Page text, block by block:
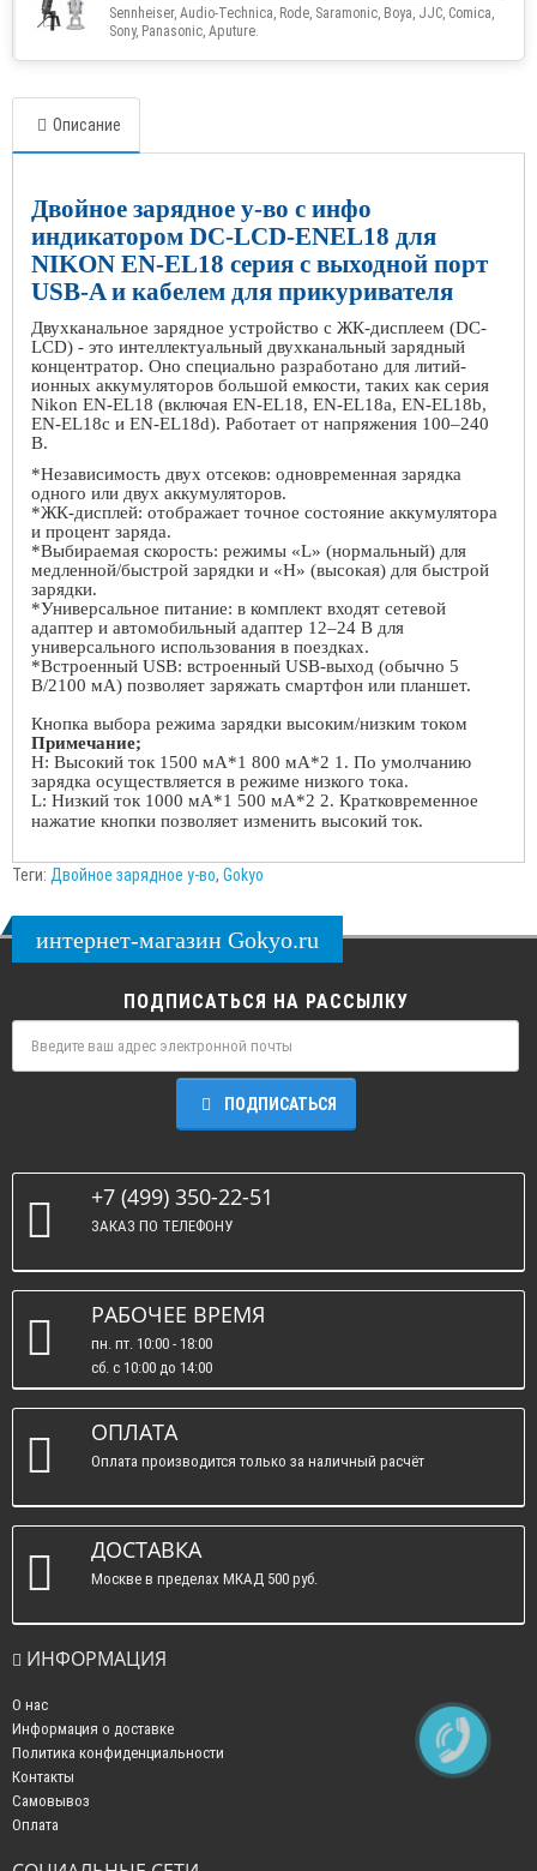
Sennheiser, Audio-Technica, Rode, Saramonic, Boya, JJC, Comica,
Sony, Panasonic, Aputure.
Описание
Двойное зарядное у-во с инфо
индикатором DC-LCD-ENEL18 для
NIKON EN-EL18 серия с выходной порт
USB-A и кабелем для прикуривателя
Двухканальное зарядное устройство с ЖК-дисплеем (DC-
LCD) - это интеллектуальный двухканальный зарядный
концентратор. Оно специально разработано для литий-
ионных аккумуляторов большой емкости, таких как серия
Nikon EN-EL18 (включая EN-EL18, EN-EL18a, EN-EL18b,
EN-EL18c и EN-EL18d). Работает от напряжения 100–240
В.
*Независимость двух отсеков: одновременная зарядка
одного или двух аккумуляторов.
*ЖК-дисплей: отображает точное состояние аккумулятора
и процент заряда.
*Выбираемая скорость: режимы «L» (нормальный) для
медленной/быстрой зарядки и «H» (высокая) для быстрой
зарядки.
*Универсальное питание: в комплект входят сетевой
адаптер и автомобильный адаптер 12–24 В для
универсального использования в поездках.
*Встроенный USB: встроенный USB-выход (обычно 5
В/2100 мА) позволяет заряжать смартфон или планшет.
Кнопка выбора режима зарядки высоким/низким током
Примечание;
H: Высокий ток 1500 мА*1 800 мА*2 1. По умолчанию
зарядка осуществляется в режиме низкого тока.
L: Низкий ток 1000 мА*1 500 мА*2 2. Кратковременное
нажатие кнопки позволяет изменить высокий ток.
Теги: Двойное зарядное у-во, Gokyo
интернет-магазин Gokyo.ru
ПОДПИСАТЬСЯ НА РАССЫЛКУ
ПОДПИСАТЬСЯ
+7 (499) 350-22-51
ЗАКАЗ ПО ТЕЛЕФОНУ
РАБОЧЕЕ ВРЕМЯ
пн. пт. 10:00 - 18:00
сб. c 10:00 до 14:00
вс. : выходные.
ОПЛАТА
Оплата производится только за наличный расчёт
ДОСТАВКА
Москве в пределах МКАД 500 руб.
ИНФОРМАЦИЯ
О нас
Информация о доставке
Политика конфиденциальности
Контакты
Самовывоз
Оплата